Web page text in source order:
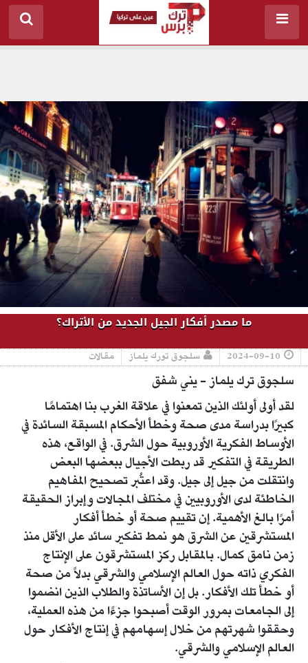
ما مصدر أفكار الجيل الجديد من الأتراك؟
2024-09-10 سلجوق تورك يلماز مقالات
سلجوق ترك يلماز - يني شفق
لقد أولى أولئك الذين تمعنوا في علاقة الغرب بنا اهتمامًا
كبيرًا بدراسة مدى صحة وخطأ الأحكام المسبقة السائدة في
الأوساط الفكرية الأوروبية حول الشرق. في الواقع، هذه
الطريقة في التفكير قد ربطت الأجيال ببعضها البعض
وانتقلت من جيل إلى جيل. وقد اعتُبر تصحيح المفاهيم
الخاطئة لدى الأوروبيين في مختلف المجالات وإبراز الحقيقة
أمرًا بالغ الأهمية. إن تقييم صحة أو خطأ أفكار
المستشرقين عن الشرق هو نمط تفكير سائد على الأقل منذ
زمن نامق كمال. بالمقابل ركز المستشرقون على الإنتاج
الفكري ذاته حول العالم الإسلامي والشرقي بدلاً من صحة
أو خطأ تلك الأفكار. بل إن الأساتذة والطلاب الذين انضموا
إلى الجامعات بمرور الوقت أصبحوا جزءًا من هذه العملية،
وحققوا شهرتهم من خلال إسهامهم في إنتاج الأفكار حول
العالم الإسلامي والشرقي.